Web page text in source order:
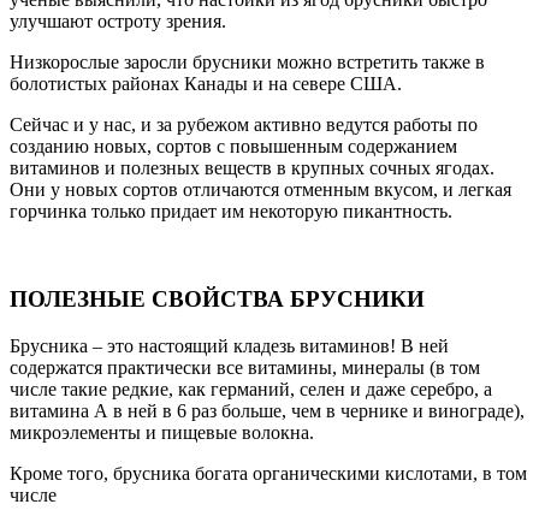
улучшают остроту зрения.
Низкорослые заросли брусники можно встретить также в
болотистых районах Канады и на севере США.
Сейчас и у нас, и за рубежом активно ведутся работы по
созданию новых, сортов с повышенным содержанием
витаминов и полезных веществ в крупных сочных ягодах.
Они у новых сортов отличаются отменным вкусом, и легкая
горчинка только придает им некоторую пикантность.
ПОЛЕЗНЫЕ СВОЙСТВА БРУСНИКИ
Брусника – это настоящий кладезь витаминов! В ней
содержатся практически все витамины, минералы (в том
числе такие редкие, как германий, селен и даже серебро, а
витамина А в ней в 6 раз больше, чем в чернике и винограде),
микроэлементы и пищевые волокна.
Кроме того, брусника богата органическими кислотами, в том
числе